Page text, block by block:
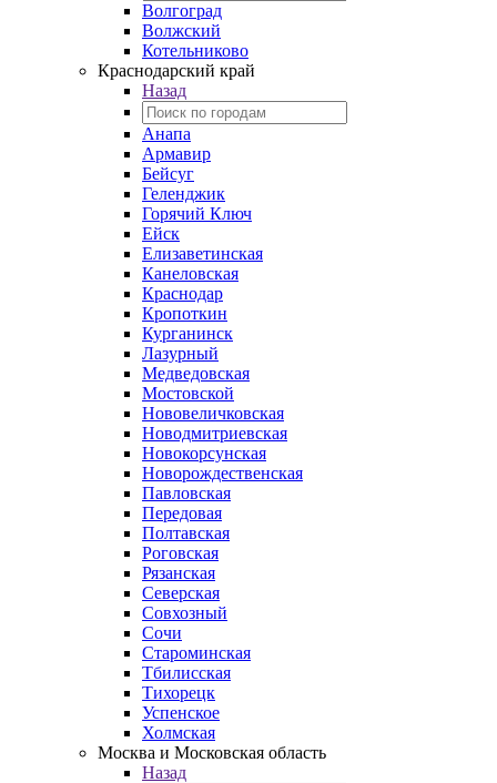
Волгоград
Волжский
Котельниково
Краснодарский край
Назад
Анапа
Армавир
Бейсуг
Геленджик
Горячий Ключ
Ейск
Елизаветинская
Канеловская
Краснодар
Кропоткин
Курганинск
Лазурный
Медведовская
Мостовской
Нововеличковская
Новодмитриевская
Новокорсунская
Новорождественская
Павловская
Передовая
Полтавская
Роговская
Рязанская
Северская
Совхозный
Сочи
Староминская
Тбилисская
Тихорецк
Успенское
Холмская
Москва и Московская область
Назад